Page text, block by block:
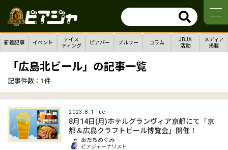
新着記事 イベント
テイス
ティング
ビアバー ブルワー コラム
JBJA
活動
メディア
掲載
「広島北ビール」の記事一覧
記事件数： 1件
2023.8.1 Tue.
8月14日(月)ホテルグランヴィア京都にて「京
都＆広島クラフトビール博覧会」開催！
あだちめぐみ
ビアジャーナリスト